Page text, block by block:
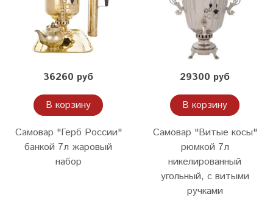
36260 руб
В корзину
Самовар "Герб России"
банкой 7л жаровый
набор
29300 руб
В корзину
Самовар "Витые косы"
рюмкой 7л
никелированный
угольный, с витыми
ручками